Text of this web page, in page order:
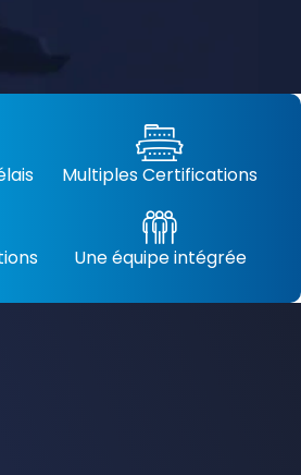
Multiples Certifications
Une équipe intégrée